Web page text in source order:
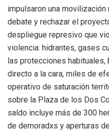
impulsaron una movilización
debate y rechazar el
despliegue represivo que
violencia: hidrantes, gases
las protecciones habituales,
directo a la cara, miles de
operativo de saturación
sobre la Plaza de los Dos
saldo incluye más de 300
de demoradxs y aperturas